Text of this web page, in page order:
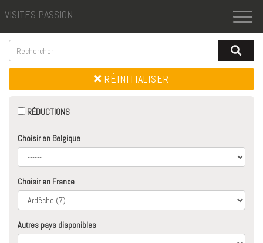
VISITES PASSION
RÉINITIALISER
RÉDUCTIONS
Choisir en Belgique
Choisir en France
Autres pays disponibles